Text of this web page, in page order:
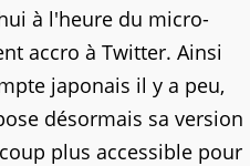
à l'heure du micro-
accro à Twitter. Ainsi
japonais il y a peu,
désormais sa version
plus accessible pour